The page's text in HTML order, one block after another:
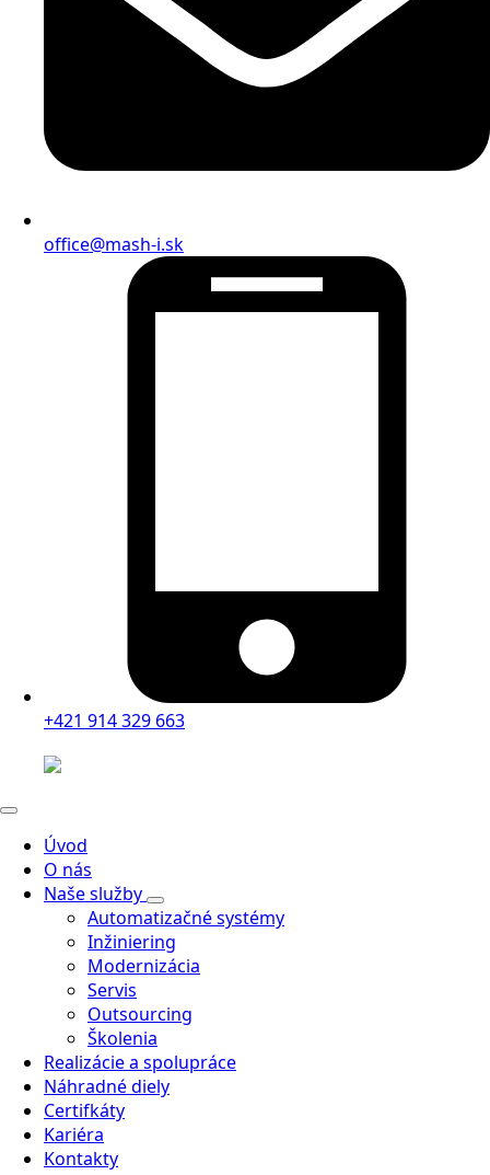
office@mash-i.sk
+421 914 329 663
Úvod
O nás
Naše služby
Automatizačné systémy
Inžiniering
Modernizácia
Servis
Outsourcing
Školenia
Realizácie a spolupráce
Náhradné diely
Certifkáty
Kariéra
Kontakty